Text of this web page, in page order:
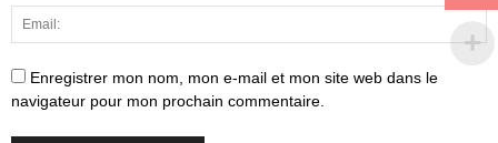
Enregistrer mon nom, mon e-mail et mon site web dans le
navigateur pour mon prochain commentaire.